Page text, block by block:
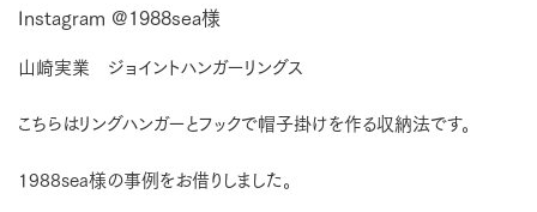
Instagram @1988sea様
山崎実業 ジョイントハンガーリングス
こちらはリングハンガーとフックで帽子掛けを作る収納法です。
1988sea様の事例をお借りしました。